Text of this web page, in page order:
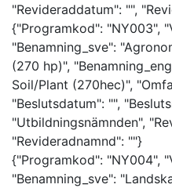
"Revideraddatum": "",
{"Programkod": "NY003",
"Benamning_sve":
(270 hp)",
Soil/Plant (270hec)",
"Beslutsdatum": "",
"Utbildningsnämnden",
"Revideradnamnd": ""}
{"Programkod": "NY004",
"Benamning_sve":